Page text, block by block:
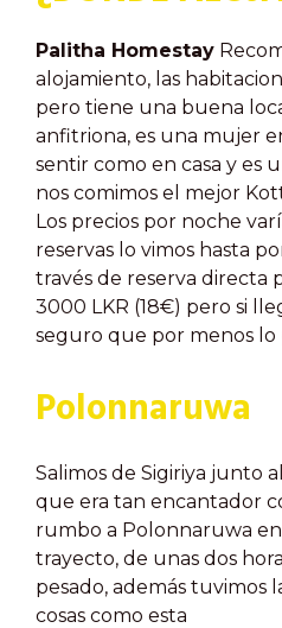
Palitha Homestay
alojamiento, las
pero tiene una buena
anfitriona, es una mujer
sentir como en casa y es
nos comimos el mejor
Los precios por noche
reservas lo vimos hasta
través de reserva directa
3000 LKR (18€) pero si
seguro que por menos lo
Polonnaruwa
Salimos de Sigiriya junto
que era tan encantador
rumbo a Polonnaruwa
trayecto, de unas dos
pesado, además tuvimos
cosas como esta